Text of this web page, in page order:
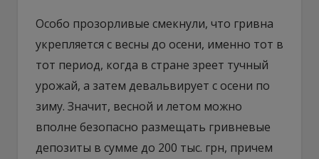
Особо прозорливые смекнули, что гривна
укрепляется с весны до осени, именно тот в
тот период, когда в стране зреет тучный
урожай, а затем девальвирует с осени по
зиму. Значит, весной и летом можно
вполне безопасно размещать гривневые
депозиты в сумме до 200 тыс. грн, причем